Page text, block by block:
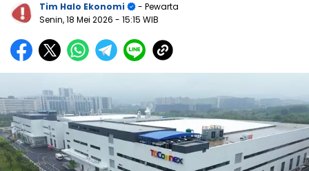
Tim Halo Ekonomi
- Pewarta
Senin, 18 Mei 2026 - 15:15 WIB